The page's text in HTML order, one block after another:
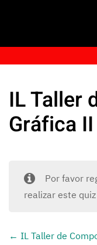
IL Taller
Gráfica
Por favor
realizar este quiz
IL Taller de